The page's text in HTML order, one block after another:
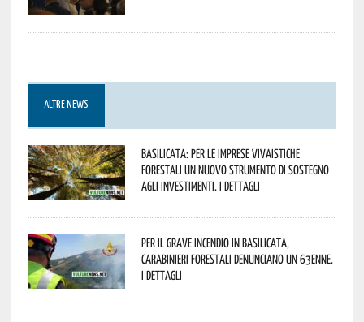
ALTRE NEWS
Basilicata: per le imprese vivaistiche
forestali un nuovo strumento di sostegno
agli investimenti. I dettagli
Per il grave incendio in Basilicata,
Carabinieri forestali denunciano un 63enne.
I dettagli